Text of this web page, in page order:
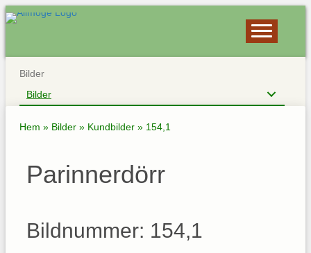
Bilder
Bilder
Hem » Bilder » Kundbilder » 154,1
Parinnerdörr
Bildnummer: 154,1